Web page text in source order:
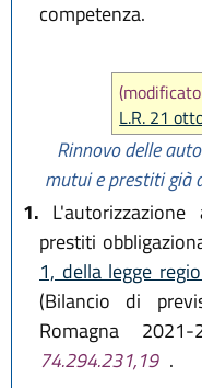
competenza.
L.R. 21
Rinnovo delle
mutui e prestiti già
1.
prestiti
1, della legge
(Bilancio di
Romagna
74.294.231,19 .